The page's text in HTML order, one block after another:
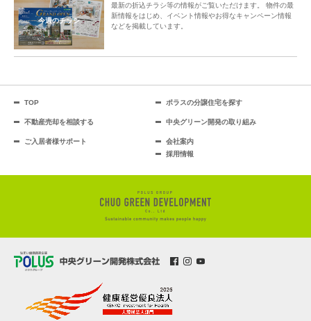
今週のチラシ
最新の折込チラシ等の情報がご覧いただけます。 物件の最
新情報をはじめ、イベント情報やお得なキャンペーン情報
などを掲載しています。
TOP ポラスの分譲住宅を探す
不動産売却を相談する 中央グリーン開発の取り組み
ご入居者様サポート
会社案内
採用情報